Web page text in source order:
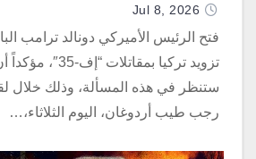
Jul 8, 2026
فتح الرئيس الأميركي دونالد ترامب
تزويد تركيا
ستنظر في هذه المسألة، وذلك خلال
رجب طيب أردوغان، اليوم الثلاثاء،…